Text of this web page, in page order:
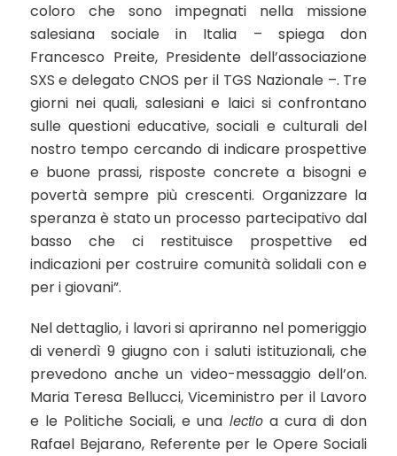
coloro che sono impegnati nella missione
salesiana sociale in Italia – spiega don
Francesco Preite, Presidente dell’associazione
SXS e delegato CNOS per il TGS Nazionale –. Tre
giorni nei quali, salesiani e laici si confrontano
sulle questioni educative, sociali e culturali del
nostro tempo cercando di indicare prospettive
e buone prassi, risposte concrete a bisogni e
povertà sempre più crescenti. Organizzare la
speranza è stato un processo partecipativo dal
basso che ci restituisce prospettive ed
indicazioni per costruire comunità solidali con e
per i giovani”.
Nel dettaglio, i lavori si apriranno nel pomeriggio
di venerdì 9 giugno con i saluti istituzionali, che
prevedono anche un video-messaggio dell’on.
Maria Teresa Bellucci, Viceministro per il Lavoro
e le Politiche Sociali, e una lectioa cura di don
Rafael Bejarano, Referente per le Opere Sociali